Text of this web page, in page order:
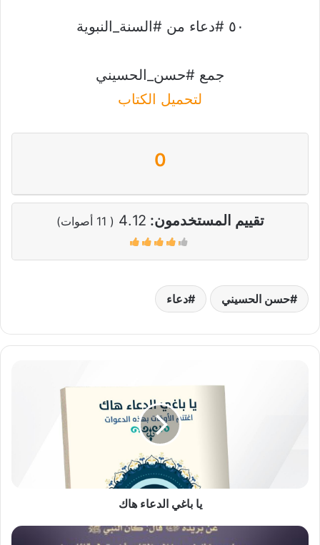
٥٠ #دعاء من #السنة_النبوية
جمع #حسن_الحسيني
لتحميل الكتاب
0
تقييم المستخدمون: 4.12
(
11 أصوات)
حسن الحسيني دعاء
يا باغي الدعاء هاك
دعاء